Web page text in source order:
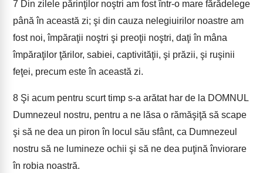
7 Din zilele părinţilor noştri am fost într-o mare fărădelege
până în această zi; şi din cauza nelegiuirilor noastre am
fost noi, împăraţii noştri şi preoţii noştri, daţi în mâna
împăraţilor ţărilor, sabiei, captivităţii, şi prăzii, şi ruşinii
feţei, precum este în această zi.
8 Şi acum pentru scurt timp s-a arătat har de la DOMNUL
Dumnezeul nostru, pentru a ne lăsa o rămăşiţă să scape
şi să ne dea un piron în locul său sfânt, ca Dumnezeul
nostru să ne lumineze ochii şi să ne dea puţină înviorare
în robia noastră.